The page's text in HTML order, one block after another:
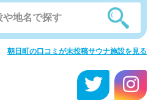
朝日町の口コミが未投稿サウナ施設を見る